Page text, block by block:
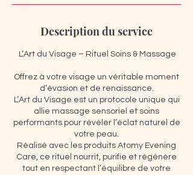
Description du service
L’Art du Visage – Rituel Soins & Massage
Offrez à votre visage un véritable moment
d’évasion et de renaissance.
L’Art du Visage est un protocole unique qui
allie massage sensoriel et soins
performants pour révéler l’éclat naturel de
votre peau.
Réalisé avec les produits Atomy Evening
Care, ce rituel nourrit, purifie et régénère
tout en respectant l’équilibre de votre